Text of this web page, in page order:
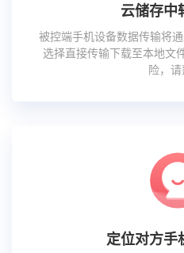
云储存中
被控端手机设备数据传输将
选择直接传输下载至本地文
险，
定位对方手